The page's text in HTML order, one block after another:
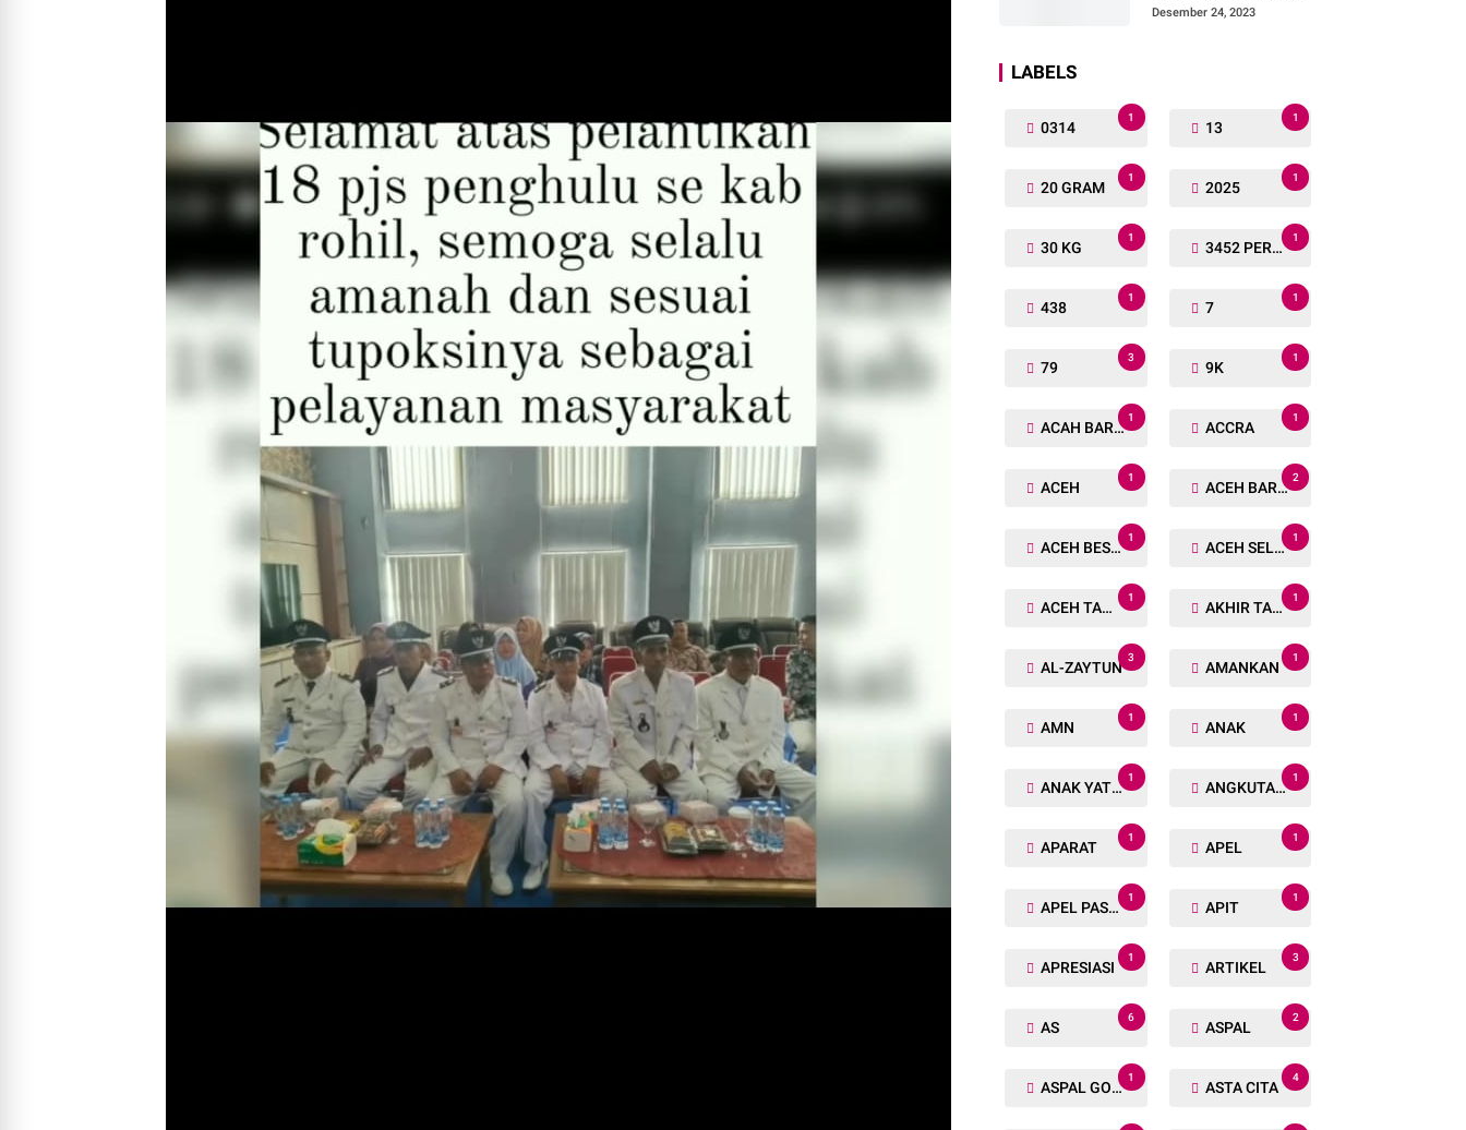
Riau: "Periksa, Tangkap
Desember 24, 2023
LABELS
0314
1
13
1
20 GRAM
1
2025
1
30 KG
1
3452 PERSONIL
1
438
1
7
1
79
3
9K
1
ACAH BARAT
1
ACCRA
1
ACEH
1
ACEH BARAT
2
ACEH BESAR
1
ACEH SELATAN
1
ACEH TAMIANG
1
AKHIR TAHUN
1
AL-ZAYTUN
3
AMANKAN
1
AMN
1
ANAK
1
ANAK YATIM
1
ANGKUTAN TRANSPORTASI
1
APARAT
1
APEL
1
APEL PASUKAN
1
APIT
1
APRESIASI
1
ARTIKEL
3
AS
6
ASPAL
2
ASPAL GORENG
1
ASTA CITA
4